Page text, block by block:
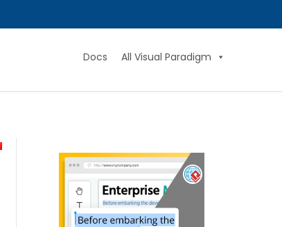
Docs All Visual Paradigm